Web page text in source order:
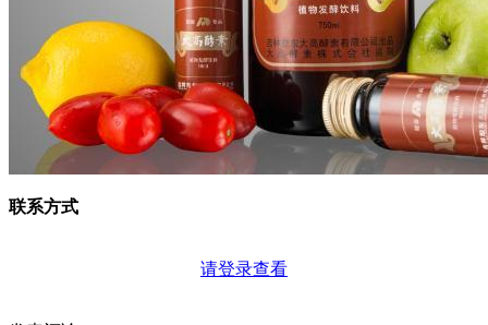
联系方式
请登录查看